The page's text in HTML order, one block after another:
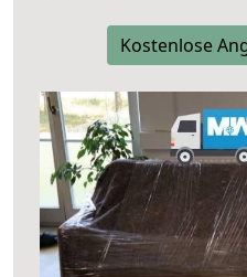
Kostenlose